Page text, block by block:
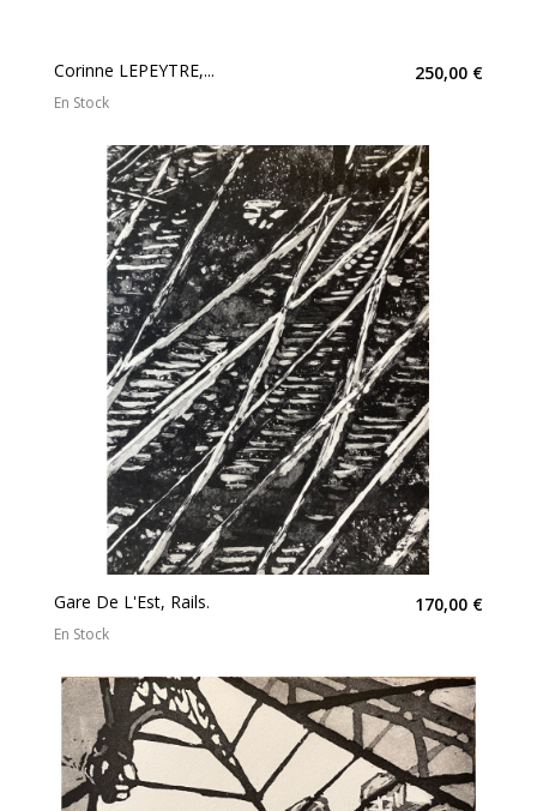
Corinne LEPEYTRE,... 250,00 €
En Stock
Gare De L'Est, Rails. 170,00 €
En Stock